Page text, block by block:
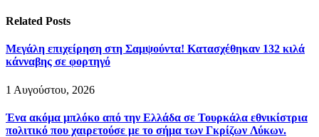
Related Posts
Μεγάλη επιχείρηση στη Σαμψούντα! Κατασχέθηκαν 132 κιλά
κάνναβης σε φορτηγό
1 Αυγούστου, 2026
Ένα ακόμα μπλόκο από την Ελλάδα σε Τουρκάλα εθνικίστρια
πολιτικό που χαιρετούσε με το σήμα των Γκρίζων Λύκων.